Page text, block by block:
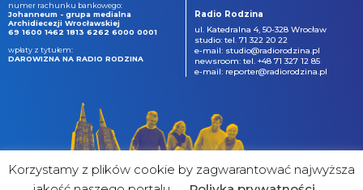
numer rachunku bankowego:
Johanneum - grupa medialna
Archidiecezji Wrocławskiej
69 1600 1462 1813 6262 6000 0001
wpłaty z tytułem:
DAROWIZNA NA RADIO RODZINA
Radio Rodzina
ul. Katedralna 4, 50-328 Wrocław
studio: tel. 71 322 20 22
e-mail: studio@radiorodzina.pl
newsroom: tel. +48 71 327 12 85
e-mail: reporter@radiorodzina.pl
Korzystamy z plików cookie by zagwarantować najwyższa